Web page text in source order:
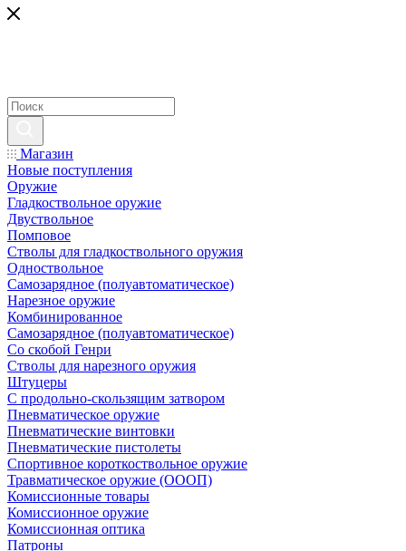
Магазин
Новые поступления
Оружие
Гладкоствольное оружие
Двуствольное
Помповое
Стволы для гладкоствольного оружия
Одноствольное
Самозарядное (полуавтоматическое)
Нарезное оружие
Комбинированное
Самозарядное (полуавтоматическое)
Со скобой Генри
Стволы для нарезного оружия
Штуцеры
С продольно-скользящим затвором
Пневматическое оружие
Пневматические винтовки
Пневматические пистолеты
Спортивное короткоствольное оружие
Травматическое оружие (ОООП)
Комиссионные товары
Комиссионное оружие
Комиссионная оптика
Патроны